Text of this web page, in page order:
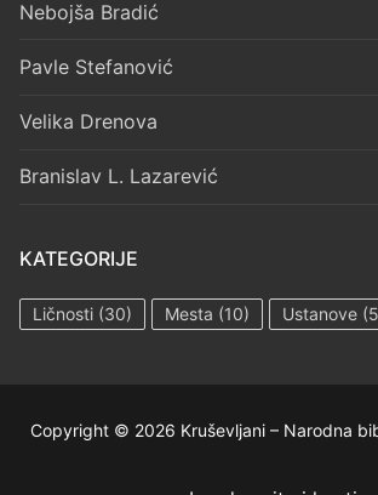
Nebojša Bradić
Pavle Stefanović
Velika Drenova
Branislav L. Lazarević
KATEGORIJE
Ličnosti (30) Mesta (10) Ustanove
Copyright © 2026 Kruševljani – Narodna